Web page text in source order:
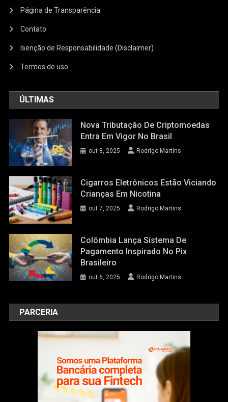
Página de Transparência
Contato
Isenção de Responsabilidade (Disclaimer)
Termos de uso
ÚLTIMAS
Nova Tributação De Criptomoedas
Entra Em Vigor No Brasil
out 8, 2025 Rodrigo Martins
Cigarros Eletrônicos Estão Viciando
Crianças Em Nicotina
out 7, 2025 Rodrigo Martins
Colômbia Lança Sistema De
Pagamento Inspirado No Pix
Brasileiro
out 6, 2025 Rodrigo Martins
PARCERIA